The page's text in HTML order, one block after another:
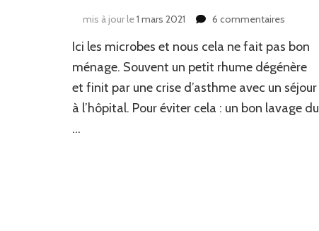
mis à jour le1 mars 2021 6 commentaires
lavage
du
simplifié
avec
Ici les microbes et nous cela ne fait pas bon
ménage. Souvent un petit rhume dégénère
et finit par une crise d’asthme avec un séjour
à l’hôpital. Pour éviter cela : un bon lavage du
…